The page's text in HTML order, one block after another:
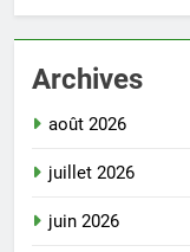
Archives
août 2026
juillet 2026
juin 2026